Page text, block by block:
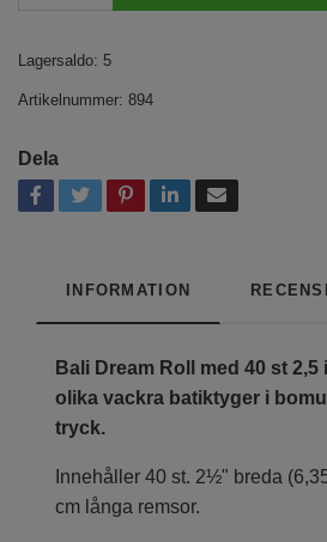
Lagersaldo: 5
Artikelnummer: 894
Dela
INFORMATION
Bali Dream Roll med 40 st
olika vackra batiktyger i
tryck.
Innehåller 40 st. 2½" breda
cm långa remsor.